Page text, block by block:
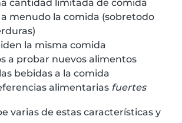
cantidad limitada de comida
a menudo la comida (sobretodo
la misma comida
a probar nuevos alimentos
bebidas a la comida
alimentarias fuertes
varias de estas características y